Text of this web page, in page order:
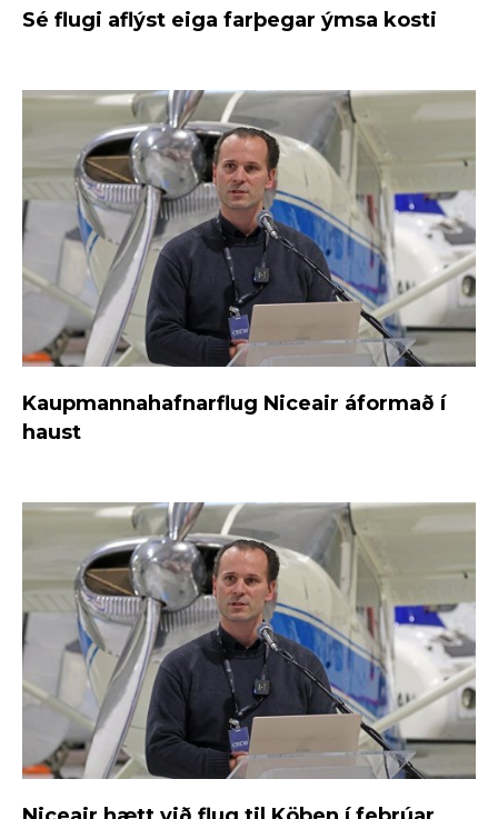
Sé flugi aflýst eiga farþegar ýmsa kosti
Kaupmannahafnarflug Niceair áformað í
haust